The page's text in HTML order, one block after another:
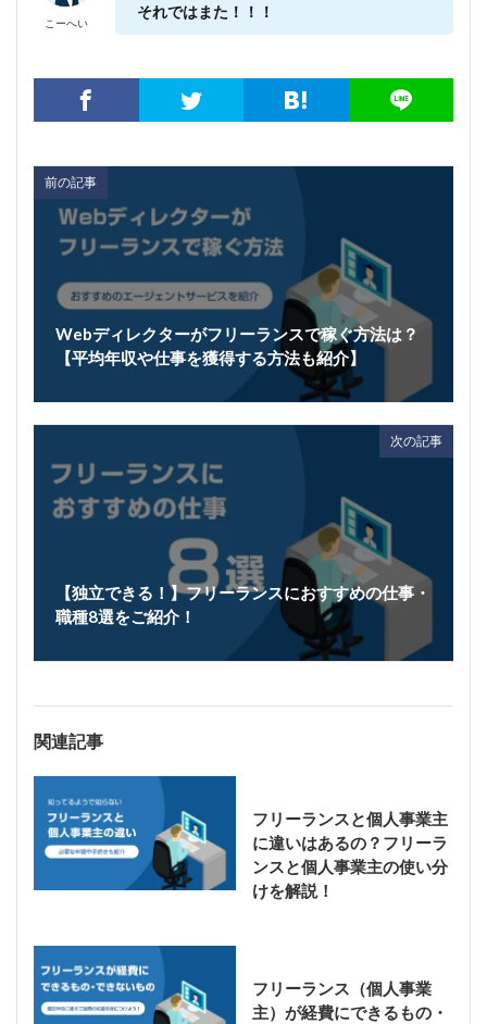
こーへい
それではまた！！！
前の記事
Webディレクターがフリーランスで稼ぐ方法は？
【平均年収や仕事を獲得する方法も紹介】
次の記事
【独立できる！】フリーランスにおすすめの仕事・
職種8選をご紹介！
関連記事
フリーランスと個人事業主
に違いはあるの？フリーラ
ンスと個人事業主の使い分
けを解説！
フリーランス（個人事業
主）が経費にできるもの・